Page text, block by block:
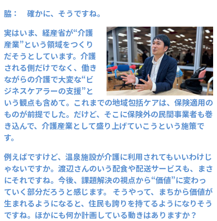
脇： 確かに、そうですね。
実はいま、経産省が“介護
産業”という領域をつくり
だそうとしています。介護
される側だけでなく、働き
ながらの介護で大変な“ビ
ジネスケアラーの支援”と
いう観点も含めて。これまでの地域包括ケアは、保険適用の
ものが前提でした。だけど、そこに保険外の民間事業者も巻
き込んで、介護産業として盛り上げていこうという施策で
す。
例えばですけど、温泉施設が介護に利用されてもいいわけじ
ゃないですか。渡辺さんのいう配食や配送サービスも、まさ
にそれですね。今後、課題解決の視点から“価値”に変わっ
ていく部分だろうと感じます。 そうやって、まちから価値が
生まれるようになると、住民も誇りを持てるようになりそう
ですね。ほかにも何か計画している動きはありますか？